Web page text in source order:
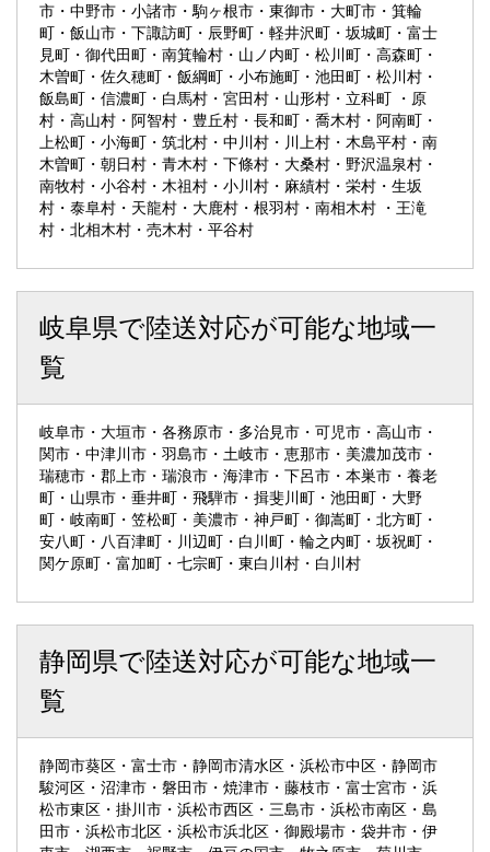
市・中野市・小諸市・駒ヶ根市・東御市・大町市・箕輪
町・飯山市・下諏訪町・辰野町・軽井沢町・坂城町・富士
見町・御代田町・南箕輪村・山ノ内町・松川町・高森町・
木曽町・佐久穂町・飯綱町・小布施町・池田町・松川村・
飯島町・信濃町・白馬村・宮田村・山形村・立科町 ・原
村・高山村・阿智村・豊丘村・長和町・喬木村・阿南町・
上松町・小海町・筑北村・中川村・川上村・木島平村・南
木曽町・朝日村・青木村・下條村・大桑村・野沢温泉村・
南牧村・小谷村・木祖村・小川村・麻績村・栄村・生坂
村・泰阜村・天龍村・大鹿村・根羽村・南相木村 ・王滝
村・北相木村・売木村・平谷村
岐阜県で陸送対応が可能な地域一
覧
岐阜市・大垣市・各務原市・多治見市・可児市・高山市・
関市・中津川市・羽島市・土岐市・恵那市・美濃加茂市・
瑞穂市・郡上市・瑞浪市・海津市・下呂市・本巣市・養老
町・山県市・垂井町・飛騨市・揖斐川町・池田町・大野
町・岐南町・笠松町・美濃市・神戸町・御嵩町・北方町・
安八町・八百津町・川辺町・白川町・輪之内町・坂祝町・
関ケ原町・富加町・七宗町・東白川村・白川村
静岡県で陸送対応が可能な地域一
覧
静岡市葵区・富士市・静岡市清水区・浜松市中区・静岡市
駿河区・沼津市・磐田市・焼津市・藤枝市・富士宮市・浜
松市東区・掛川市・浜松市西区・三島市・浜松市南区・島
田市・浜松市北区・浜松市浜北区・御殿場市・袋井市・伊